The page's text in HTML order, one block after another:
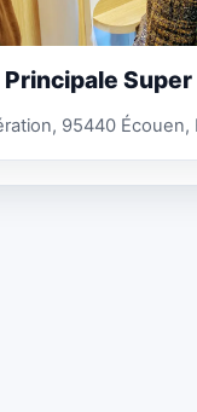
Super
95440 Écouen,